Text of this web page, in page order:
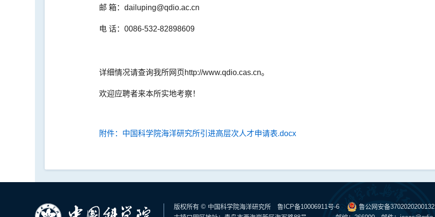
邮 箱：dailuping@qdio.ac.cn
电 话：0086-532-82898609
详细情况请查询我所网页http://www.qdio.cas.cn。
欢迎应聘者来本所实地考察！
附件：中国科学院海洋研究所引进高层次人才申请表.docx
版权所有 © 中国科学院海洋研究所 鲁ICP备10006911号-6
鲁公网安备